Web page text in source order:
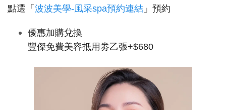
點選「 波波美學-風采spa預約連結 」預約
優惠加購兌換
豐傑免費美容抵用劵乙張+$680